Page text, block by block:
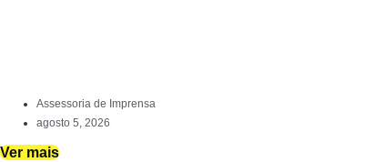
Assessoria de Imprensa
agosto 5, 2026
Ver mais